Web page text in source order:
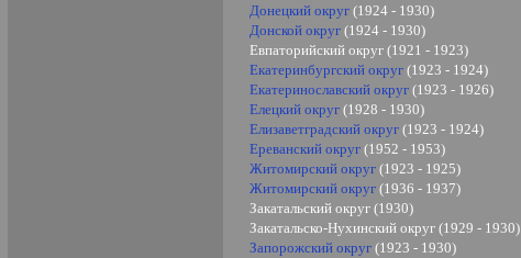
Донецкий округ (1924 - 1930)
Донской округ (1924 - 1930)
Евпаторийский округ (1921 - 1923)
Екатеринбургский округ (1923 - 1924)
Екатеринославский округ (1923 - 1926)
Елецкий округ (1928 - 1930)
Елизаветградский округ (1923 - 1924)
Ереванский округ (1952 - 1953)
Житомирский округ (1923 - 1925)
Житомирский округ (1936 - 1937)
Закатальский округ (1930)
Закатальско-Нухинский округ (1929 - 1930)
Запорожский округ (1923 - 1930)